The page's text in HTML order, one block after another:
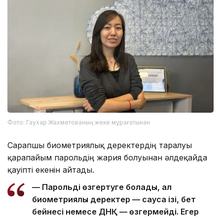
Фото: Гаухар Жахметованың жеке мұрағатынан
Сарапшы биометриялық деректердің таралуы
қарапайым парольдің жария болуынан әлдеқайда
қауіпті екенін айтады.
— Парольді өзгертуге болады, ал
биометриялық деректер — саусақ ізі, бет
бейнесі немесе ДНҚ — өзгермейді. Егер